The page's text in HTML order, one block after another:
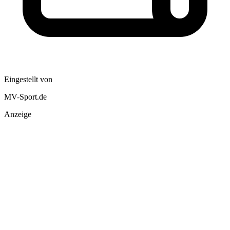
Eingestellt von
MV-Sport.de
Anzeige